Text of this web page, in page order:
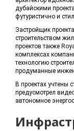
дубайскими
футуристично и
Застройщик
строительством
проектов также
комплексах
технологию
продуманные
В проектах учтены
предусмотрел
автономное